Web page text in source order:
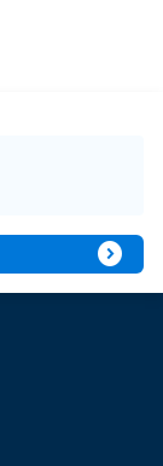
expand_circle_right